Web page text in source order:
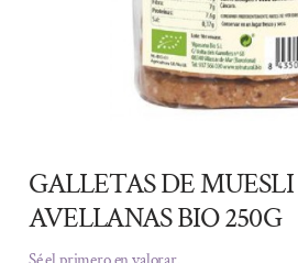
GALLETAS DE
AVELLANAS BIO 250G